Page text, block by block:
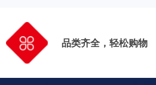
品类齐全，轻松购物